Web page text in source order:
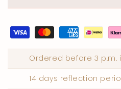
Ordered before 3
14 days reflection